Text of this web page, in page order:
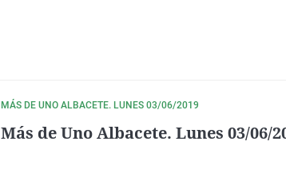
MÁS DE UNO ALBACETE. LUNES 03/06/2019
Más de Uno Albacete. Lunes 03/06/